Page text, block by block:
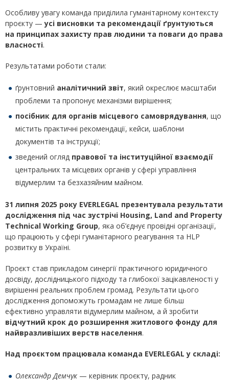
Особливу увагу команда приділила гуманітарному контексту
проєкту —усі висновки та рекомендації ґрунтуються
на принципах захисту прав людини та поваги до права
власності.
Результатами роботи стали:
ґрунтовний аналітичний звіт, який окреслює масштаби
проблеми та пропонує механізми вирішення;
посібник для органів місцевого самоврядування, що
містить практичні рекомендації, кейси, шаблони
документів та інструкції;
зведений огляд правової та інституційної взаємодії
центральних та місцевих органів у сфері управління
відумерлим та безхазяйним майном.
31 липня 2025 року EVERLEGAL презентувала результати
дослідження під час зустрічі Housing, Land and Property
Technical Working Group, яка об’єднує провідні організації,
що працюють у сфері гуманітарного реагування та HLP
розвитку в Україні.
Проєкт став прикладом синергії практичного юридичного
досвіду, дослідницького підходу та глибокої зацікавленості у
вирішенні реальних проблем громад. Результати цього
дослідження допоможуть громадам не лише більш
ефективно управляти відумерлим майном, а й зробити
відчутний крок до розширення житлового фонду для
найвразливіших верств населення.
Над проєктом працювала команда EVERLEGAL у складі:
Олександр Демчук — керівник проєкту, радник